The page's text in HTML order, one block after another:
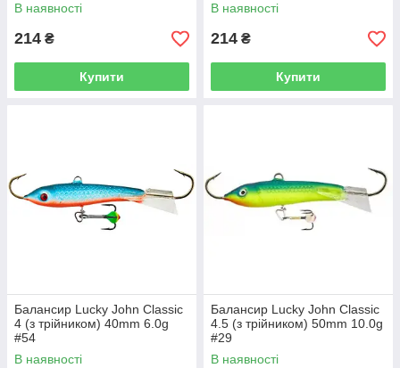
В наявності
214 ₴
Купити
В наявності
214 ₴
Купити
Балансир Lucky John Classic
4 (з трійником) 40mm 6.0g
#54
В наявності
Балансир Lucky John Classic
4.5 (з трійником) 50mm 10.0g
#29
В наявності